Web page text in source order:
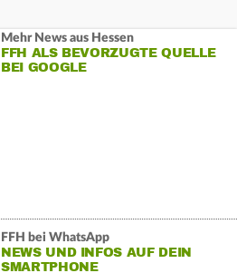
Mehr News aus Hessen
FFH ALS BEVORZUGTE QUELLE
BEI GOOGLE
FFH bei WhatsApp
NEWS UND INFOS AUF DEIN
SMARTPHONE